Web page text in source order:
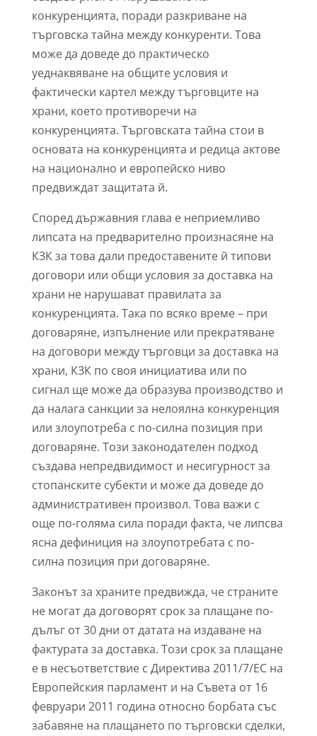
конкуренцията, поради разкриване на
търговска тайна между конкуренти. Това
може да доведе до практическо
уеднаквяване на общите условия и
фактически картел между търговците на
храни, което противоречи на
конкуренцията. Търговската тайна стои в
основата на конкуренцията и редица актове
на национално и европейско ниво
предвиждат защитата й.
Според държавния глава е неприемливо
липсата на предварително произнасяне на
КЗК за това дали предоставените й типови
договори или общи условия за доставка на
храни не нарушават правилата за
конкуренцията. Така по всяко време – при
договаряне, изпълнение или прекратяване
на договори между търговци за доставка на
храни, КЗК по своя инициатива или по
сигнал ще може да образува производство и
да налага санкции за нелоялна конкуренция
или злоупотреба с по-силна позиция при
договаряне. Този законодателен подход
създава непредвидимост и несигурност за
стопанските субекти и може да доведе до
административен произвол. Това важи с
още по-голяма сила поради факта, че липсва
ясна дефиниция на злоупотребата с по-
силна позиция при договаряне.
Законът за храните предвижда, че страните
не могат да договорят срок за плащане по-
дълъг от 30 дни от датата на издаване на
фактурата за доставка. Този срок за плащане
е в несъответствие с Директива 2011/7/ЕС на
Европейския парламент и на Съвета от 16
февруари 2011 година относно борбата със
забавяне на плащането по търговски сделки,